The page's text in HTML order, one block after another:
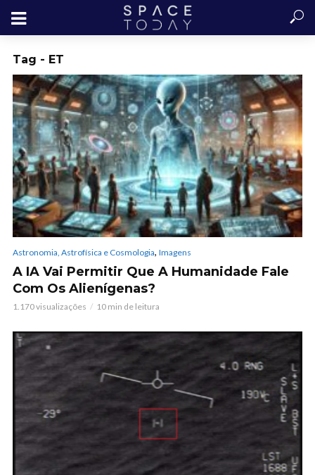
Tag - ET
Astronomia, Astrofísica e Cosmologia, Imagens
A IA Vai Permitir Que A Humanidade Fale
Com Os Alienígenas?
1.170 visualizações 10 min de leitura